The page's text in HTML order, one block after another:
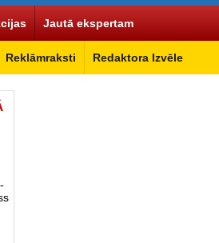
Reklāmraksti Redaktora Izvēle
Jautā ekspertam